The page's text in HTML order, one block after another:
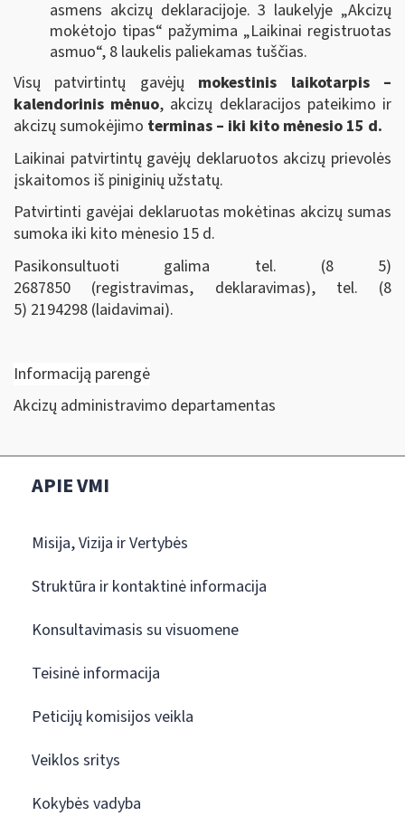
asmens akcizų deklaracijoje. 3 laukelyje „Akcizų
mokėtojo tipas“ pažymima „Laikinai registruotas
asmuo“, 8 laukelis paliekamas tuščias.
Visų patvirtintų gavėjų mokestinis laikotarpis –
kalendorinis mėnuo, akcizų deklaracijos pateikimo ir
akcizų sumokėjimo terminas – iki kito mėnesio 15 d.
Laikinai patvirtintų gavėjų deklaruotos akcizų prievolės
įskaitomos iš piniginių užstatų.
Patvirtinti gavėjai deklaruotas mokėtinas akcizų sumas
sumoka iki kito mėnesio 15 d.
Pasikonsultuoti galima tel. (8 5)
2687850 (registravimas, deklaravimas), tel. (8
5) 2194298 (laidavimai).
Informaciją parengė
Akcizų administravimo departamentas
APIE VMI
Misija, Vizija ir Vertybės
Struktūra ir kontaktinė informacija
Konsultavimasis su visuomene
Teisinė informacija
Peticijų komisijos veikla
Veiklos sritys
Kokybės vadyba